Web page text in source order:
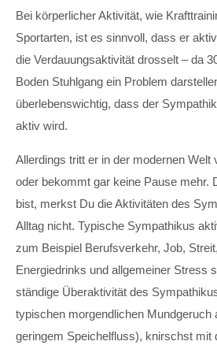
Bei körperlicher Aktivität, wie
Sportarten, ist es sinnvoll, dass er
die Verdauungsaktivität drosselt – da
Boden Stuhlgang ein Problem
überlebenswichtig, dass der
aktiv wird.
Allerdings tritt er in der modernen Welt
oder bekommt gar keine Pause mehr.
bist, merkst Du die Aktivitäten des
Alltag nicht. Typische Sympathikus
zum Beispiel Berufsverkehr, Job,
Energiedrinks und allgemeiner Stress
ständige Überaktivität des
typischen morgendlichen Mundgeruch
geringem Speichelfluss), knirschst mit